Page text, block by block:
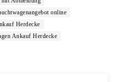
online
Herdecke
Ankauf Herdecke